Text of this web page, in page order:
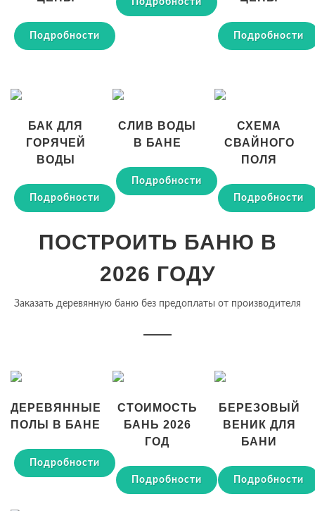
Подробности
Подробности
Подробности
БАК ДЛЯ
ГОРЯЧЕЙ
ВОДЫ
Подробности
СЛИВ ВОДЫ
В БАНЕ
Подробности
СХЕМА
СВАЙНОГО
ПОЛЯ
Подробности
ПОСТРОИТЬ БАНЮ В
2026 ГОДУ
Заказать деревянную баню без предоплаты от производителя
ДЕРЕВЯННЫЕ
ПОЛЫ В БАНЕ
Подробности
СТОИМОСТЬ
БАНЬ 2026
ГОД
Подробности
БЕРЕЗОВЫЙ
ВЕНИК ДЛЯ
БАНИ
Подробности